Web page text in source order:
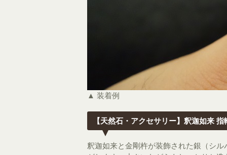
▲ 装着例
【天然石・アクセサリー】釈迦如来
釈迦如来と金剛杵が装飾された銀（シ